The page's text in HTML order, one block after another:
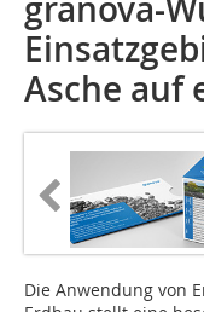
granova-
Asche auf
Die Anwendung von